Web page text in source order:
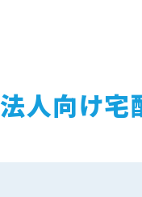
法人向け宅